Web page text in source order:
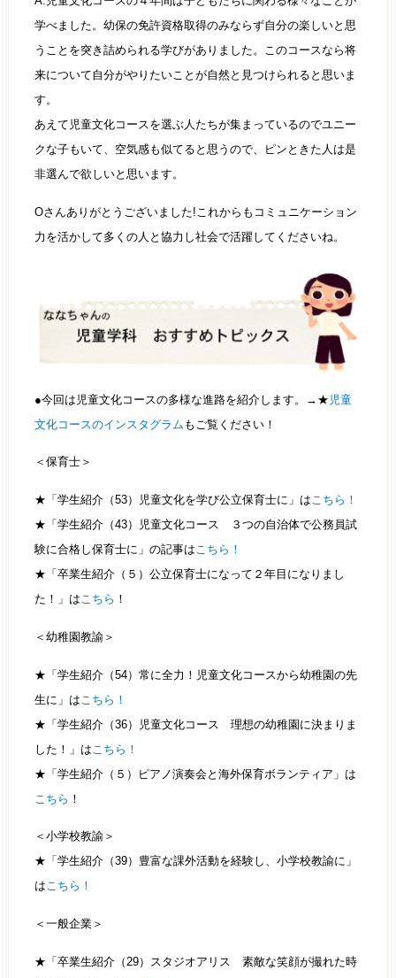
学べました。幼保の免許資格取得のみならず自分の楽しいと思
うことを突き詰められる学びがありました。このコースなら将
来について自分がやりたいことが自然と見つけられると思いま
す。
あえて児童文化コースを選ぶ人たちが集まっているのでユニー
クな子もいて、空気感も似てると思うので、ピンときた人は是
非選んで欲しいと思います。
Oさんありがとうございました!これからもコミュニケーション
力を活かして多くの人と協力し社会で活躍してくださいね。
●今回は児童文化コースの多様な進路を紹介します。→★ 児童
文化コースのインスタグラム もご覧ください！
＜保育士＞
★「学生紹介（53）児童文化を学び公立保育士に」はこちら！
★「学生紹介（43）児童文化コース ３つの自治体で公務員試
験に合格し保育士に」の記事はこちら！
★「卒業生紹介（５）公立保育士になって２年目になりまし
た！」はこちら ！
＜幼稚園教諭＞
★「学生紹介（54）常に全力！児童文化コースから幼稚園の先
生に」は こちら！
★「学生紹介（36）児童文化コース 理想の幼稚園に決まりま
した！」は こちら！
★「学生紹介（５）ピアノ演奏会と海外保育ボランティア」は
こちら ！
＜小学校教諭＞
★「学生紹介（39）豊富な課外活動を経験し、小学校教諭に」
はこちら！
＜一般企業＞
★「卒業生紹介（29）スタジオアリス 素敵な笑顔が撮れた時